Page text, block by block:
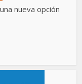
nueva opción